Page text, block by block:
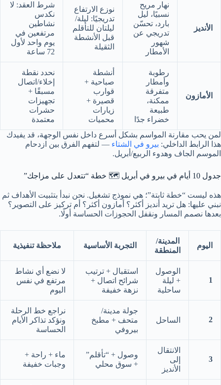
الأنديز
نهار مريح
نسبيًا، ليل
بارد، تحسّن
تدريجي عن
شهور
الأمطار
نوزع الارتفاع
تدريجيًا: ليلة/
ليلتان للتأقلم
قبل الأنشطة
الثقيلة
شرط العقد: لا
نكدس
نشاطين
مرتفعين في
يوم واحد لأول
72 ساعة
الأمازون
رطوبة
وأمطار
متفرقة
ممكنة،
طبيعة
خضراء جدًا
أنشطة
صباحية +
قوارب
قصيرة +
زيارات
محميات
نحدد نقطة
إخلاء/اتصال
مسبقًا +
تجهيزات
حشرات
معتمدة
لمن يحب مقارنة المواسم بشكل أسرع داخل نفس الوجهة، قد يفيدك
هذا الرابط الداخلي: بيرو في الشتاء — لتفهم الفرق بين ازدحام
الموسم الجاف وهدوء الربيع/أبريل.
جدول 10 أيام في بيرو في أبريل 🗺️ خطة “تتعدل على مزاجك”
هذه ليست “خطة ثابتة”؛ هي نموذج تشغيل. نحن نبدأ بتثبيت الأهداف ثم
نبني عليها: هل تريد أنديز أكثر؟ أمازون أكثر؟ أم تركيز على التصوير؟
بعدها نصمم المسار ونقفل الحجوزات الحساسة أولًا.
اليوم
المدينة/
المنطقة
التجربة الأساسية ملاحظة تنفيذية
1
الوصول
+ ليلة
ساحلية
استقبال + ترتيب
شرائح اتصال +
نزهة خفيفة
لا نضع أي نشاط
مرتفع في نفس
اليوم
2 الساحل
جولة مدينة/
متحف + مطبخ
بيروفي
نراجع خط الرحلة
ونؤكد تذاكر الأيام
الحساسة
3
الانتقال
إلى
الأنديز
وصول + “تأقلم”
+ سوق محلي
ماء + راحة +
وجبات خفيفة